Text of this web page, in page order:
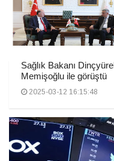
Sağlık Bakanı
Memişoğlu ile görüştü
2025-03-12 16:15:48